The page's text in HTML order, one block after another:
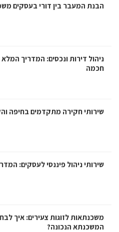
הבנת המעבר בין דורי בעסקים
ניהול דירות ונכסים: המדריך
חכמה
שירותי חקירה מתקדמים בחיפה
שירותי ניהול פיננסי לעסקים:
משכנתאות לזוגות צעירים: איך
המשכנתא הנכונה?